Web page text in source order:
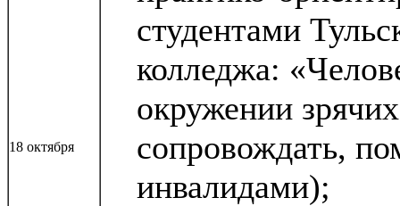
18 октября
студентами
колледжа:
окружении
сопровождать,
инвалидами);